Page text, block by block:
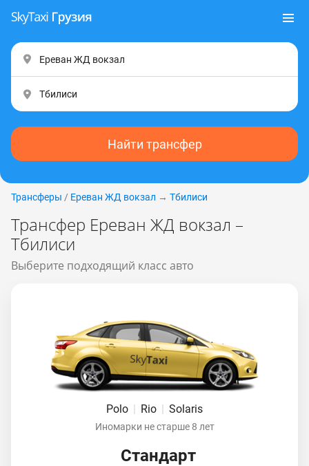
Найти трансфер
Трансферы / Ереван ЖД вокзал → Тбилиси
Трансфер Ереван ЖД вокзал –
Тбилиси
Выберите подходящий класс авто
Polo | Rio | Solaris
Иномарки не старше 8 лет
Стандарт